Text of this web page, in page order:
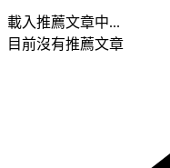
載入推薦文章中...
目前沒有推薦文章